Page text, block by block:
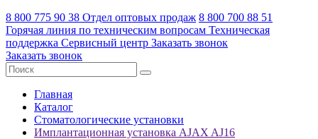
8 800 775 90 38 Отдел оптовых продаж 8 800 700 88 51
Горячая линия по техническим вопросам Техническая
поддержка Сервисный центр Заказать звонок
Заказать звонок
Главная
Каталог
Стоматологические установки
Имплантационная установка AJAX AJ16